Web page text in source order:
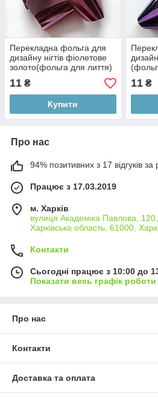
Перекладна фольга для
дизайну нігтів фіолетове
золото(фольга для лиття)
FH0-14 1 метр ANDI PROF
11 ₴
Купити
1
11₴
Про нас
94% позитивних з 17 відгуків за
Працює з 17.03.2019
м. Харків
вулиця Академіка Павлова,
Харківська область, 61000,
Контакти
Сьогодні працює з 10:00 до
Показати весь графік роботи
Про нас
Контакти
Доставка та оплата